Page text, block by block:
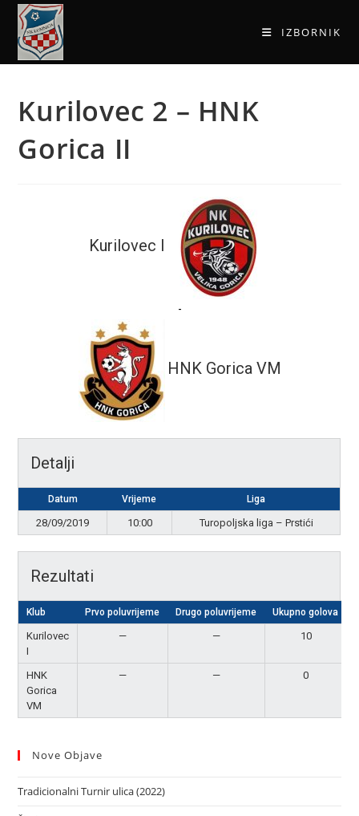
IZBORNIK
Kurilovec 2 – HNK
Gorica II
Kurilovec I
-
HNK Gorica VM
Detalji
Datum Vrijeme Liga
28/09/2019 10:00 Turopoljska liga – Prstići
Rezultati
Klub Prvo poluvrijeme Drugo poluvrijeme Ukupno golova
Kurilovec
I
— — 10
HNK
Gorica
VM
— — 0
Nove Objave
Tradicionalni Turnir ulica (2022)